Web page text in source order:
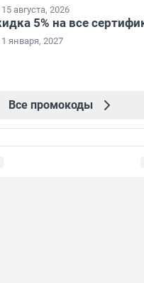
августа, 2026
5% на все
января, 2027
Все промокоды